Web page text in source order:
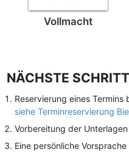
Vollmacht
NÄCHSTE
Reservierung eines
siehe Terminreservierung
Vorbereitung der Unterlagen
Eine persönliche